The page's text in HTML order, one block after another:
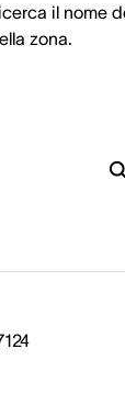
il nome
zona.